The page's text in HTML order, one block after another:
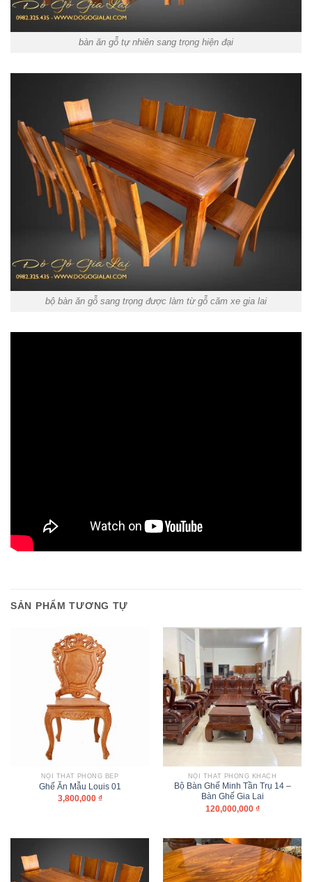
bàn ăn gỗ tự nhiên sang trọng hiện đại
bộ bàn ăn gỗ sang trọng được làm từ gỗ căm xe gia lai
SẢN PHẨM TƯƠNG TỰ
NỘI THẤT PHÒNG BẾP
Ghế Ăn Mẫu Louis 01
3,800,000 ₫
NỘI THẤT PHÒNG KHÁCH
Bộ Bàn Ghế Minh Tần Trụ 14 –
Bàn Ghế Gia Lai
120,000,000 ₫